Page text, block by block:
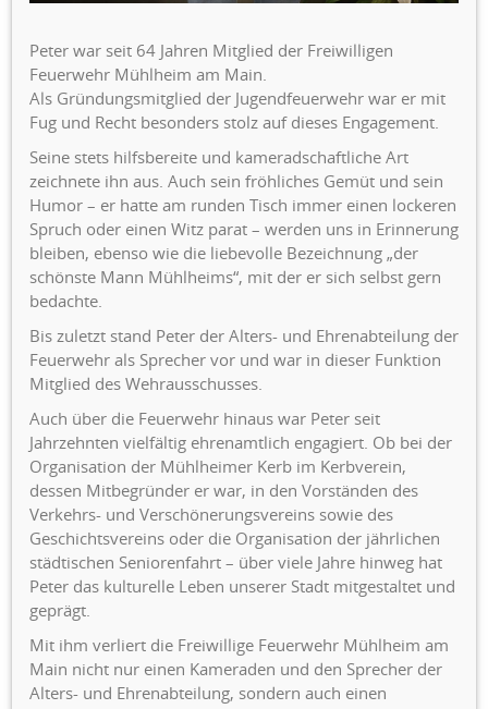
Peter war seit 64 Jahren Mitglied der Freiwilligen
Feuerwehr Mühlheim am Main.
Als Gründungsmitglied der Jugendfeuerwehr war er mit
Fug und Recht besonders stolz auf dieses Engagement.
Seine stets hilfsbereite und kameradschaftliche Art
zeichnete ihn aus. Auch sein fröhliches Gemüt und sein
Humor – er hatte am runden Tisch immer einen lockeren
Spruch oder einen Witz parat – werden uns in Erinnerung
bleiben, ebenso wie die liebevolle Bezeichnung „der
schönste Mann Mühlheims“, mit der er sich selbst gern
bedachte.
Bis zuletzt stand Peter der Alters- und Ehrenabteilung der
Feuerwehr als Sprecher vor und war in dieser Funktion
Mitglied des Wehrausschusses.
Auch über die Feuerwehr hinaus war Peter seit
Jahrzehnten vielfältig ehrenamtlich engagiert. Ob bei der
Organisation der Mühlheimer Kerb im Kerbverein,
dessen Mitbegründer er war, in den Vorständen des
Verkehrs- und Verschönerungsvereins sowie des
Geschichtsvereins oder die Organisation der jährlichen
städtischen Seniorenfahrt – über viele Jahre hinweg hat
Peter das kulturelle Leben unserer Stadt mitgestaltet und
geprägt.
Mit ihm verliert die Freiwillige Feuerwehr Mühlheim am
Main nicht nur einen Kameraden und den Sprecher der
Alters- und Ehrenabteilung, sondern auch einen